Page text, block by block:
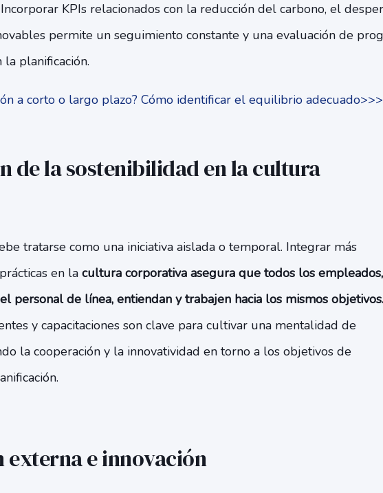
KPIs relacionados con la reducción del carbono, el
permite un seguimiento constante y una evaluación de
planificación.
a corto o largo plazo? Cómo identificar el equilibrio adecuado>>>
de la sostenibilidad en la cultura
tratarse como una iniciativa aislada o temporal. Integrar más
en lacultura corporativa asegura que todos los
personal de línea, entiendan y trabajen hacia los mismos objetivos.
y capacitaciones son clave para cultivar una mentalidad de
la cooperación y la innovatividad en torno a los objetivos de
externa e innovación